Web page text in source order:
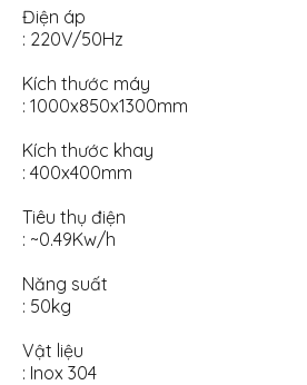
Điện áp
: 220V/50Hz
Kích thước máy
: 1000x850x1300mm
Kích thước khay
: 400x400mm
Tiêu thụ điện
: ~0.49Kw/h
Năng suất
: 50kg
Vật liệu
: Inox 304